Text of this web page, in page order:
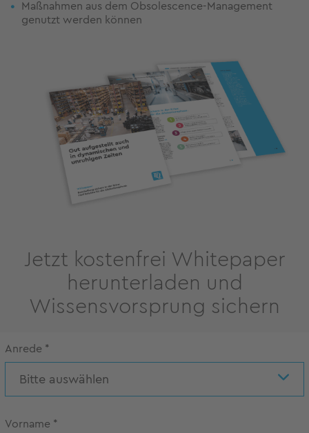
Maßnahmen aus dem Obsolescence-Management
genutzt werden können
Jetzt kostenfrei Whitepaper
herunterladen und
Wissensvorsprung sichern
Anrede *
Bitte auswählen
Vorname *